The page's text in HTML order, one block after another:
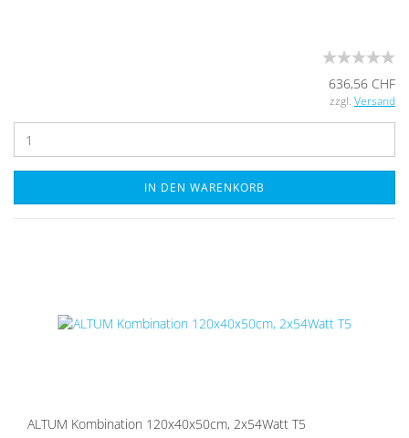
636,56 CHF
zzgl. Versand
IN DEN WARENKORB
ALTUM Kom­bi­na­ti­on 120x40x50cm, 2x54Watt T5